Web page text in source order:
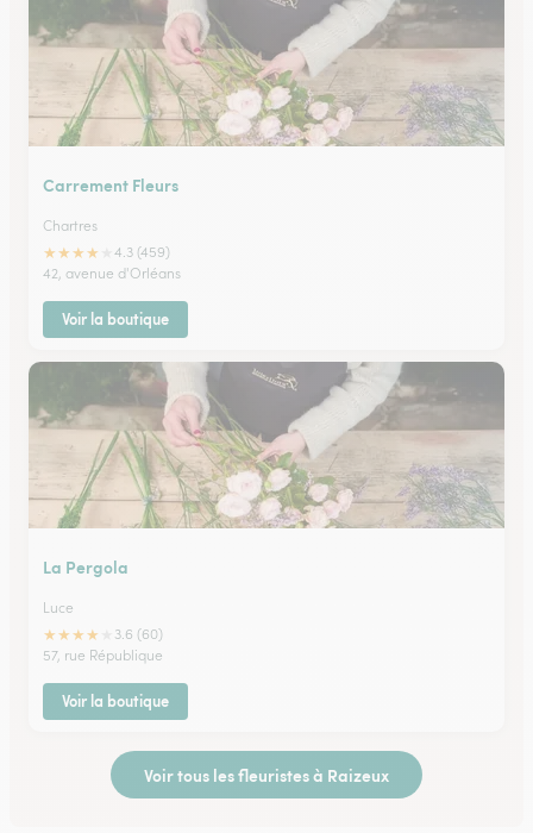
Carrement Fleurs
Chartres
★★★★
4.3 (459)
42, avenue d'Orléans
Voir la boutique
La Pergola
Luce
★★★★
3.6 (60)
57, rue République
Voir la boutique
Voir tous les fleuristes à Raizeux